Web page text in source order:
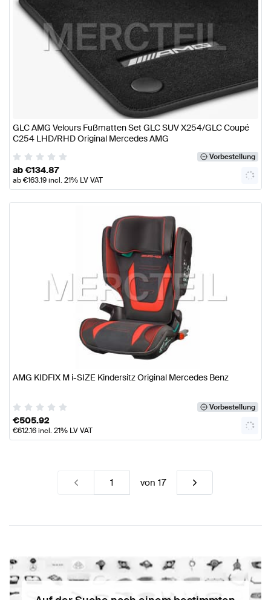
GLC AMG Velours Fußmatten Set GLC SUV X254/GLC Coupé
C254 LHD/RHD Original Mercedes AMG
Vorbestellung
ab€134.87
ab€163.19incl. 21% LV VAT
AMG KIDFIX M i-SIZE Kindersitz Original Mercedes Benz
Vorbestellung
€505.92
€612.16incl. 21% LV VAT
von17